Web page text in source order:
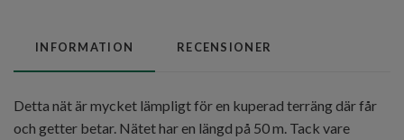
INFORMATION RECENSIONER
Detta nät är mycket lämpligt för en kuperad terräng där får
och getter betar. Nätet har en längd på 50 m. Tack vare